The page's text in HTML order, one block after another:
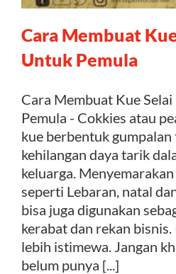
Kontak
Cara Membuat
Untuk Pemula
Cara Membuat Kue
Pemula - Cokkies atau
kue berbentuk gumpalan
kehilangan daya tarik
keluarga.
seperti Lebaran, natal
bisa juga digunakan
kerabat dan rekan
lebih istimewa. Jangan
belum punya [...]